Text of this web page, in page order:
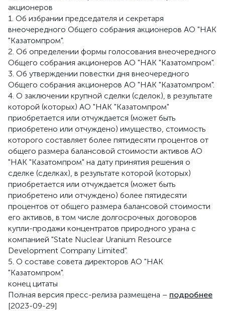
акционеров
1. Об избрании председателя и секретаря
внеочередного Общего собрания акционеров АО "НАК
"Казатомпром".
2. Об определении формы голосования внеочередного
Общего собрания акционеров АО "НАК "Казатомпром".
3. Об утверждении повестки дня внеочередного
Общего собрания акционеров АО "НАК "Казатомпром".
4. О заключении крупной сделки (сделок), в результате
которой (которых) АО "НАК "Казатомпром"
приобретается или отчуждается (может быть
приобретено или отчуждено) имущество, стоимость
которого составляет более пятидесяти процентов от
общего размера балансовой стоимости активов АО
"НАК "Казатомпром" на дату принятия решения о
сделке (сделках), в результате которой (которых)
приобретается или отчуждается (может быть
приобретено или отчуждено) более пятидесяти
процентов от общего размера балансовой стоимости
его активов, в том числе долгосрочных договоров
купли-продажи концентратов природного урана с
компанией "State Nuclear Uranium Resource
Development Company Limited".
5. О составе совета директоров АО "НАК
"Казатомпром".
конец цитаты
Полная версия пресс-релиза размещена – подробнее
[2023-09-29]